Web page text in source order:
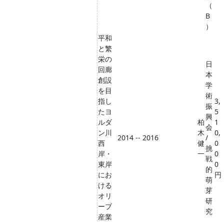
（
B
）
平和
と繁
栄の
回廊
創設
を目
指し
たヨ
ルダ
ン川
西
岸・
東岸
にお
ける
オリ
ーブ
産業
2014 -- 2016
柏
木
健
一
日
本
学
術
振
興
会
/
挑
戦
的
萌
芽
研
究
3,
5
1
0,
0
0
0
円